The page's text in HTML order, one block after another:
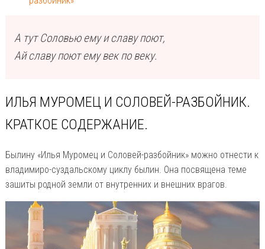
А тут Соловью ему и славу поют,
Ай славу поют ему век по веку.
ИЛЬЯ МУРОМЕЦ И СОЛОВЕЙ-РАЗБОЙНИК.
КРАТКОЕ СОДЕРЖАНИЕ.
Былину «Илья Муромец и Соловей-разбойник» можно отнести к
владимиро-суздальскому циклу былин. Она посвящена теме
зашиты родной земли от внутренних и внешних врагов.